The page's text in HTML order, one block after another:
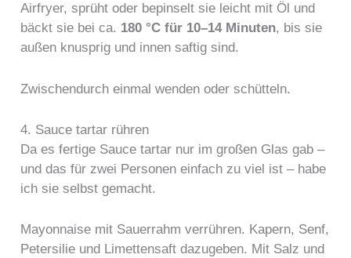
Airfryer, sprüht oder bepinselt sie leicht mit Öl und
bäckt sie bei ca. 180 °C für 10–14 Minuten, bis sie
außen knusprig und innen saftig sind.
Zwischendurch einmal wenden oder schütteln.
4. Sauce tartar rühren
Da es fertige Sauce tartar nur im großen Glas gab –
und das für zwei Personen einfach zu viel ist – habe
ich sie selbst gemacht.
Mayonnaise mit Sauerrahm verrühren. Kapern, Senf,
Petersilie und Limettensaft dazugeben. Mit Salz und